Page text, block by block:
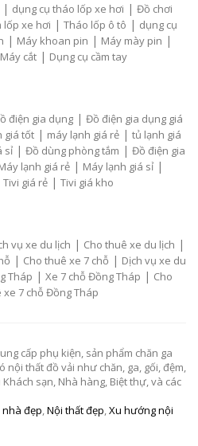
| dụng cụ tháo lốp xe hơi | Đồ chơi
lốp xe hơi | Tháo lốp ô tô | dụng cụ
| Máy khoan pin | Máy mày pin |
Máy cắt | Dụng cụ cầm tay
điện gia dụng | Đồ điện gia dụng giá
giá tốt | máy lạnh giá rẻ | tủ lạnh giá
sỉ | Đồ dùng phòng tắm | Đồ điện gia
lạnh giá rẻ | Máy lạnh giá sỉ |
Tivi giá rẻ | Tivi giá kho
vụ xe du lịch | Cho thuê xe du lịch |
| Cho thuê xe 7 chỗ | Dịch vụ xe du
Tháp | Xe 7 chỗ Đồng Tháp | Cho
xe 7 chỗ Đồng Tháp
cấp phụ kiện, sản phẩm chăn ga
nội thất đồ vải như chăn, ga, gối, đệm,
sạn, Nhà hàng, Biệt thự, và các
nhà đẹp,Nội thất đẹp,Xu hướng nội